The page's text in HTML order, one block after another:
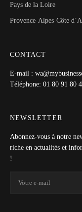
Pays de la Loire
Provence-Alpes-Côte
CONTACT
E-mail :
Téléphone: 01 80 91 80
NEWSLETTER
Abonnez-vous à notre
riche en actualités et
!